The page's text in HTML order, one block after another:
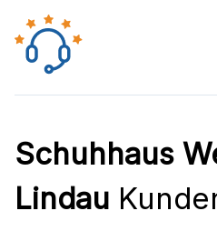
Schuhhaus
Lindau